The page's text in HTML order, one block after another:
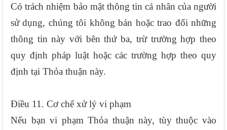
Có trách nhiệm bảo mật thông tin cá nhân của người
sử dụng, chúng tôi không bán hoặc trao đổi những
thông tin này với bên thứ ba, trừ trường hợp theo
quy định pháp luật hoặc các trường hợp theo quy
định tại Thỏa thuận này.
Điều 11. Cơ chế xử lý vi phạm
Nếu bạn vi phạm Thỏa thuận này, tùy thuộc vào